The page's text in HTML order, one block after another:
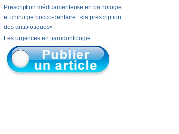
Prescription médicamenteuse en pathologie
et chirurgie bucco-dentaire : «la prescription
des antibiotiques»
Les urgences en parodontologie